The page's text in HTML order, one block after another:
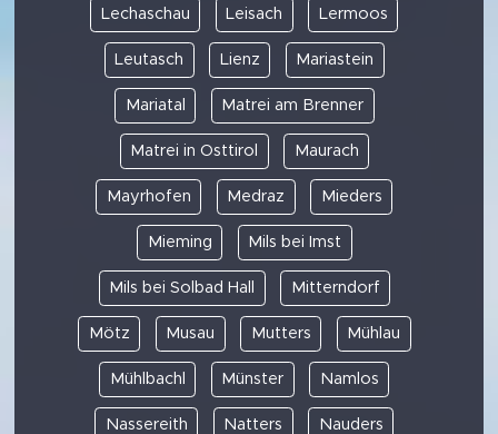
Lechaschau Leisach Lermoos
Leutasch Lienz Mariastein
Mariatal Matrei am Brenner
Matrei in Osttirol Maurach
Mayrhofen Medraz Mieders
Mieming Mils bei Imst
Mils bei Solbad Hall Mitterndorf
Mötz Musau Mutters Mühlau
Mühlbachl Münster Namlos
Nassereith Natters Nauders